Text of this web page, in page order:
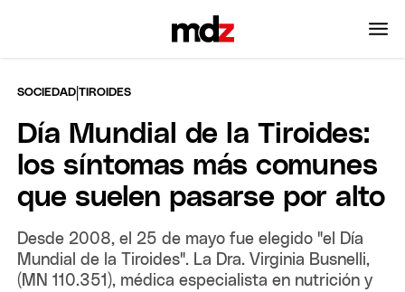
SOCIEDAD |TIROIDES
Día Mundial de la Tiroides:
los síntomas más comunes
que suelen pasarse por alto
Desde 2008, el 25 de mayo fue elegido "el Día
Mundial de la Tiroides". La Dra. Virginia Busnelli,
(MN 110.351), médica especialista en nutrición y